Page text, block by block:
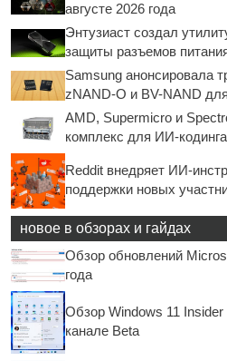
августе 2026 года
Энтузиаст создал
защиты разъемов
Samsung анонсировала
zNAND-O и BV-NAND
AMD, Supermicro и
комплекс для ИИ-кодинга
Reddit внедряет ИИ-
поддержки новых
новое в обзорах и гайдах
Обзор обновлений
года
Обзор Windows 11
канале Beta